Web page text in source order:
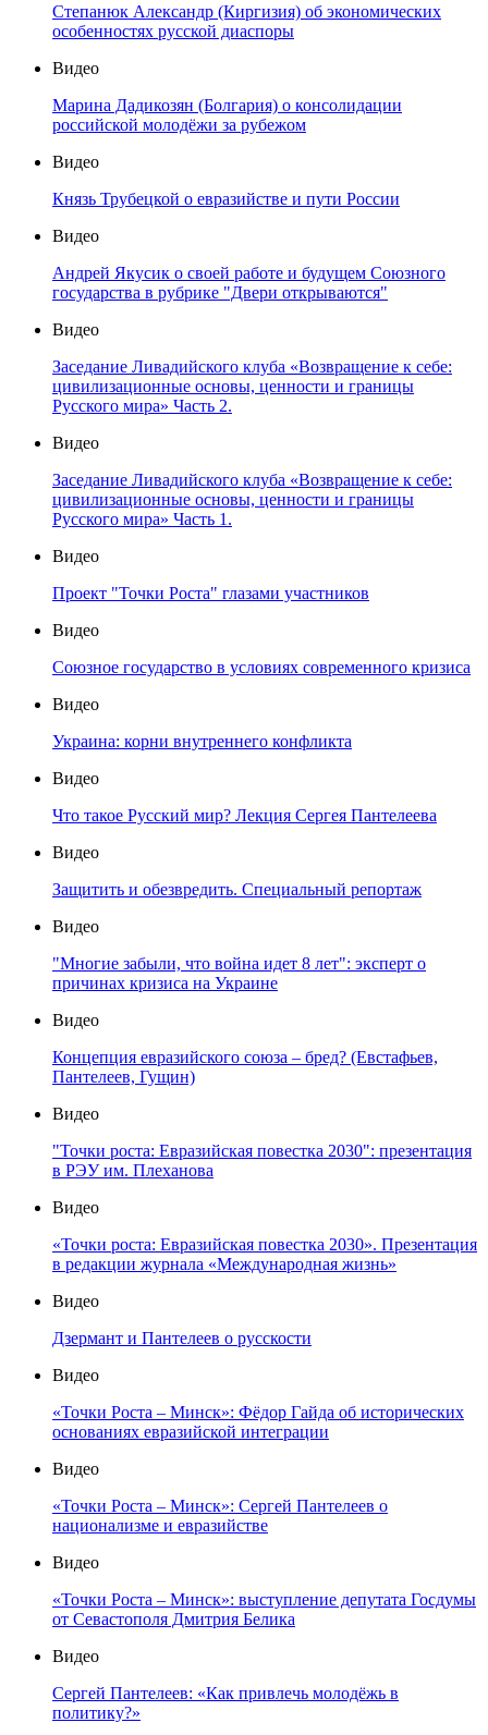
Степанюк Александр (Киргизия) об экономических
особенностях русской диаспоры
Видео
Марина Дадикозян (Болгария) о консолидации
российской молодёжи за рубежом
Видео
Князь Трубецкой о евразийстве и пути России
Видео
Андрей Якусик о своей работе и будущем Союзного
государства в рубрике "Двери открываются"
Видео
Заседание Ливадийского клуба «Возвращение к себе:
цивилизационные основы, ценности и границы
Русского мира» Часть 2.
Видео
Заседание Ливадийского клуба «Возвращение к себе:
цивилизационные основы, ценности и границы
Русского мира» Часть 1.
Видео
Проект "Точки Роста" глазами участников
Видео
Союзное государство в условиях современного кризиса
Видео
Украина: корни внутреннего конфликта
Видео
Что такое Русский мир? Лекция Сергея Пантелеева
Видео
Защитить и обезвредить. Специальный репортаж
Видео
"Многие забыли, что война идет 8 лет": эксперт о
причинах кризиса на Украине
Видео
Концепция евразийского союза – бред? (Евстафьев,
Пантелеев, Гущин)
Видео
"Точки роста: Евразийская повестка 2030": презентация
в РЭУ им. Плеханова
Видео
«Точки роста: Евразийская повестка 2030». Презентация
в редакции журнала «Международная жизнь»
Видео
Дзермант и Пантелеев о русскости
Видео
«Точки Роста – Минск»: Фёдор Гайда об исторических
основаниях евразийской интеграции
Видео
«Точки Роста – Минск»: Сергей Пантелеев о
национализме и евразийстве
Видео
«Точки Роста – Минск»: выступление депутата Госдумы
от Севастополя Дмитрия Белика
Видео
Сергей Пантелеев: «Как привлечь молодёжь в
политику?»